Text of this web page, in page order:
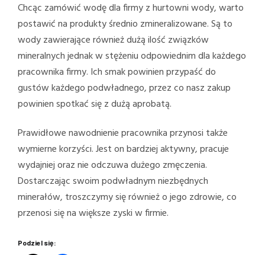
Chcąc zamówić wodę dla firmy z hurtowni wody, warto
postawić na produkty średnio zmineralizowane. Są to
wody zawierające również dużą ilość związków
mineralnych jednak w stężeniu odpowiednim dla każdego
pracownika firmy. Ich smak powinien przypaść do
gustów każdego podwładnego, przez co nasz zakup
powinien spotkać się z dużą aprobatą.
Prawidłowe nawodnienie pracownika przynosi także
wymierne korzyści. Jest on bardziej aktywny, pracuje
wydajniej oraz nie odczuwa dużego zmęczenia.
Dostarczając swoim podwładnym niezbędnych
minerałów, troszczymy się również o jego zdrowie, co
przenosi się na większe zyski w firmie.
Podziel się: